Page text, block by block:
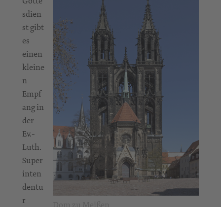
sdien
st gibt
es
einen
kleine
n
Empf
ang in
der
Ev.-
Luth.
Super
inten
dentu
r